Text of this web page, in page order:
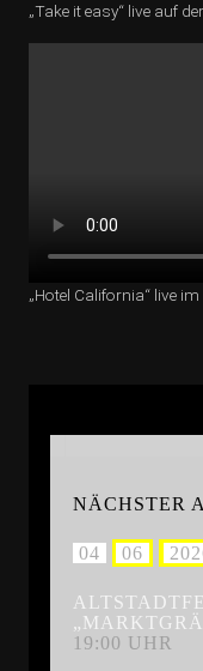
„Take it easy“ live auf
„Hotel California“ live
NÄCHSTER
04 06
19:00 UHR